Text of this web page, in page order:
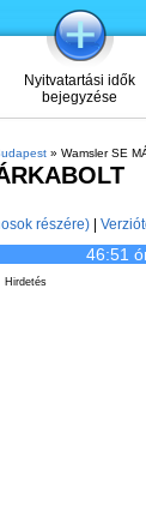
Nyitvatartási idők
bejegyzése
» Wamsler SE
részére)|
46:51
Hirdetés